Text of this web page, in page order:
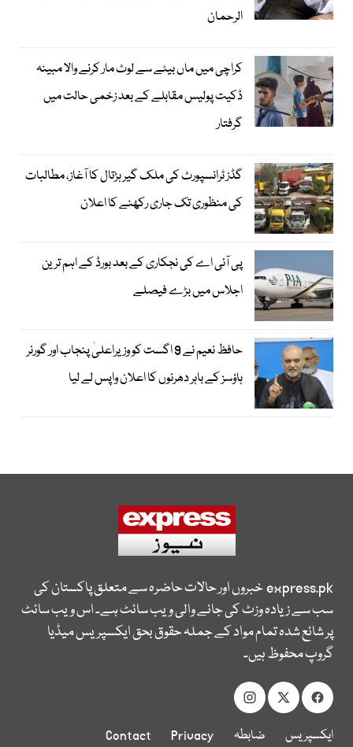
الرحمان
کراچی میں ماں بیٹے سے لوٹ مار کرنے والا مبینہ
ڈکیت پولیس مقابلے کے بعد زخمی حالت میں
گرفتار
گڈز ٹرانسپورٹ کی ملک گیر ہڑتال کا آغاز، مطالبات
کی منظوری تک جاری رکھنے کا اعلان
پی آئی اے کی نجکاری کے بعد بورڈ کے اہم ترین
اجلاس میں بڑے فیصلے
حافظ نعیم نے 9 اگست کو وزیراعلیٰ پنجاب اور گورنر
ہاؤسز کے باہر دھرنوں کا اعلان واپس لے لیا
express.pkخبروں اور حالات حاضرہ سے متعلق پاکستان کی
سب سے زیادہ وزٹ کی جانے والی ویب سائٹ ہے۔ اس ویب سائٹ
پر شائع شدہ تمام مواد کے جملہ حقوق بحق ایکسپریس میڈیا
گروپ محفوظ ہیں۔
ایکسپریس
ضابطہ
Privacy
Contact